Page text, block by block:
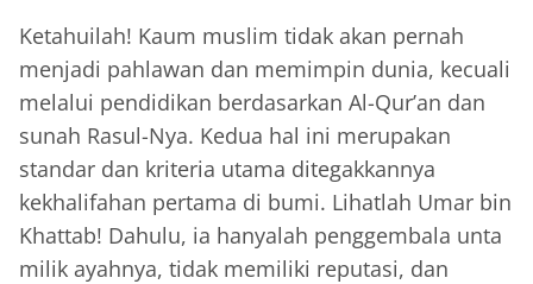
Ketahuilah! Kaum muslim tidak akan pernah
menjadi pahlawan dan memimpin dunia, kecuali
melalui pendidikan berdasarkan Al-Qur’an dan
sunah Rasul-Nya. Kedua hal ini merupakan
standar dan kriteria utama ditegakkannya
kekhalifahan pertama di bumi. Lihatlah Umar bin
Khattab! Dahulu, ia hanyalah penggembala unta
milik ayahnya, tidak memiliki reputasi, dan